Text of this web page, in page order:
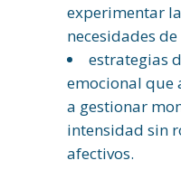
experimentar
necesidades
estrategias
emocional que
a gestionar
intensidad sin
afectivos.